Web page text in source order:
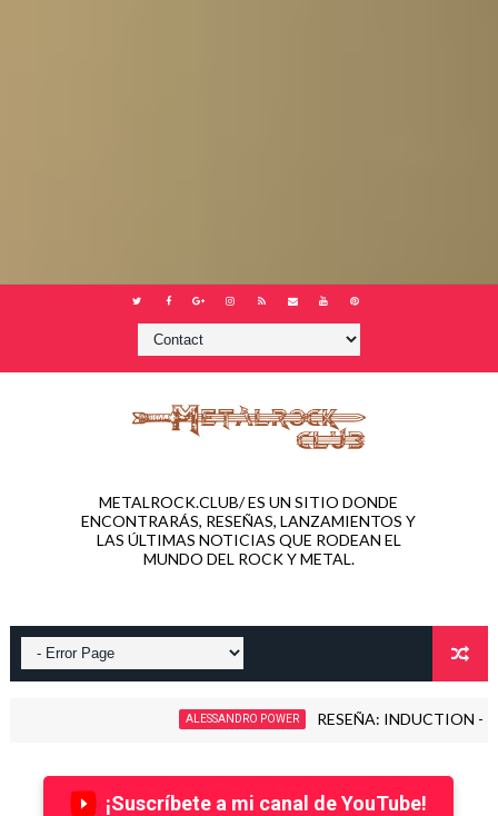
METALROCK.CLUB/ ES UN SITIO DONDE
ENCONTRARÁS, RESEÑAS, LANZAMIENTOS Y
LAS ÚLTIMAS NOTICIAS QUE RODEAN EL
MUNDO DEL ROCK Y METAL.
ALESSANDRO POWER RESEÑA: INDUCTION - LOVE
¡Suscríbete a mi canal de YouTube!